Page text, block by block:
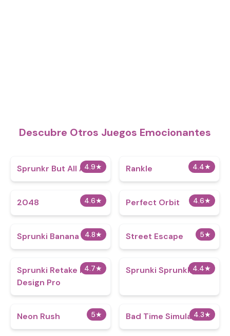
Descubre Otros Juegos Emocionantes
4.9★
Sprunkr But All Alive 4.4★
Rankle
4.6★
2048 4.6★
Perfect Orbit
4.8★
Sprunki Banana 5★
Street Escape
4.7★
Sprunki Retake Max
Design Pro
4.4★
Sprunki Sprunkliy
5★
Neon Rush 4.3★
Bad Time Simulator